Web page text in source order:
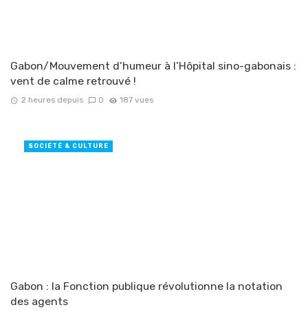
Gabon/Mouvement d’humeur à l’Hôpital sino-gabonais :
vent de calme retrouvé !
2 heures depuis 0 187 vues
Gabon : la Fonction publique révolutionne la notation
des agents
SOCIÉTÉ & CULTURE